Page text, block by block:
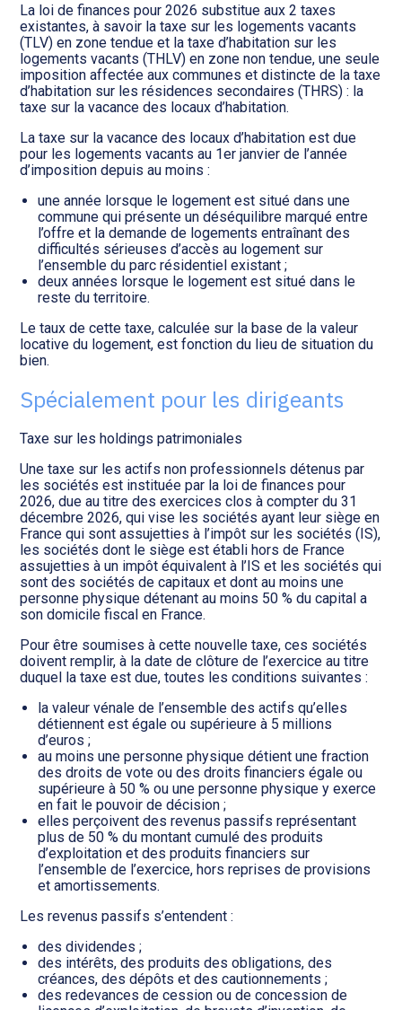
La loi de finances pour 2026 substitue aux 2 taxes
existantes, à savoir la taxe sur les logements vacants
(TLV) en zone tendue et la taxe d’habitation sur les
logements vacants (THLV) en zone non tendue, une seule
imposition affectée aux communes et distincte de la taxe
d’habitation sur les résidences secondaires (THRS) : la
taxe sur la vacance des locaux d’habitation.
La taxe sur la vacance des locaux d’habitation est due
pour les logements vacants au 1er janvier de l’année
d’imposition depuis au moins :
une année lorsque le logement est situé dans une
commune qui présente un déséquilibre marqué entre
l’offre et la demande de logements entraînant des
difficultés sérieuses d’accès au logement sur
l’ensemble du parc résidentiel existant ;
deux années lorsque le logement est situé dans le
reste du territoire.
Le taux de cette taxe, calculée sur la base de la valeur
locative du logement, est fonction du lieu de situation du
bien.
Spécialement pour les dirigeants
Taxe sur les holdings patrimoniales
Une taxe sur les actifs non professionnels détenus par
les sociétés est instituée par la loi de finances pour
2026, due au titre des exercices clos à compter du 31
décembre 2026, qui vise les sociétés ayant leur siège en
France qui sont assujetties à l’impôt sur les sociétés (IS),
les sociétés dont le siège est établi hors de France
assujetties à un impôt équivalent à l’IS et les sociétés qui
sont des sociétés de capitaux et dont au moins une
personne physique détenant au moins 50 % du capital a
son domicile fiscal en France.
Pour être soumises à cette nouvelle taxe, ces sociétés
doivent remplir, à la date de clôture de l’exercice au titre
duquel la taxe est due, toutes les conditions suivantes :
la valeur vénale de l’ensemble des actifs qu’elles
détiennent est égale ou supérieure à 5 millions
d’euros ;
au moins une personne physique détient une fraction
des droits de vote ou des droits financiers égale ou
supérieure à 50 % ou une personne physique y exerce
en fait le pouvoir de décision ;
elles perçoivent des revenus passifs représentant
plus de 50 % du montant cumulé des produits
d’exploitation et des produits financiers sur
l’ensemble de l’exercice, hors reprises de provisions
et amortissements.
Les revenus passifs s’entendent :
des dividendes ;
des intérêts, des produits des obligations, des
créances, des dépôts et des cautionnements ;
des redevances de cession ou de concession de